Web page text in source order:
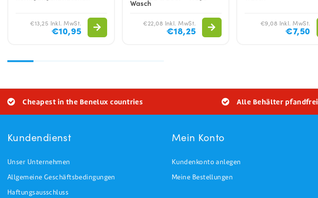
€13,25 Inkl. MwSt.
€10,95
Wasch
€22,08 Inkl. MwSt.
€18,25
€9,08 Inkl. MwSt.
€7,50
Cheapest in the Benelux countries Alle Behälter pfandfrei
Kundendienst
Unser Unternehmen
Allgemeine Geschäftsbedingungen
Haftungsausschluss
Mein Konto
Kundenkonto anlegen
Meine Bestellungen